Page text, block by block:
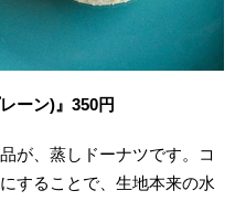
ーン)』350円
が、蒸しドーナツです。コ
することで、生地本来の水